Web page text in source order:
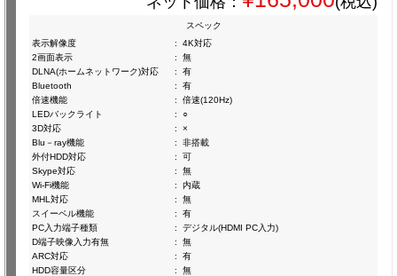
スペック
表示解像度
:
4K対応
2画面表示
:
無
DLNA(ホームネットワーク)対応
:
有
Bluetooth
:
有
倍速機能
:
倍速(120Hz)
LEDバックライト
:
○
3D対応
:
×
Blu－ray機能
:
非搭載
外付HDD対応
:
可
Skype対応
:
無
Wi-Fi機能
:
内蔵
MHL対応
:
無
スイーベル機能
:
有
PC入力端子種類
:
デジタル(HDMI PC入力)
D端子映像入力有無
:
無
ARC対応
:
有
HDD容量区分
:
無